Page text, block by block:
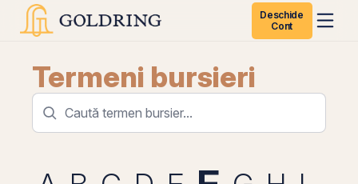
Deschide
Cont
Termeni bursieri